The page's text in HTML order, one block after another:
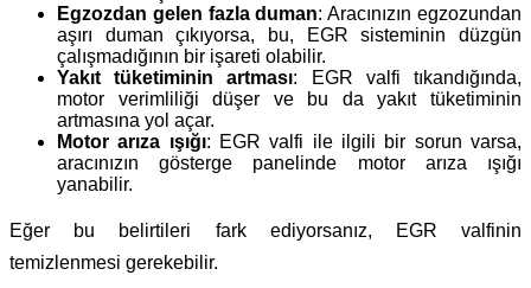
Egzozdan gelen fazla duman: Aracınızın egzozundan
aşırı duman çıkıyorsa, bu, EGR sisteminin düzgün
çalışmadığının bir işareti olabilir.
Yakıt tüketiminin artması: EGR valfi tıkandığında,
motor verimliliği düşer ve bu da yakıt tüketiminin
artmasına yol açar.
Motor arıza ışığı: EGR valfi ile ilgili bir sorun varsa,
aracınızın gösterge panelinde motor arıza ışığı
yanabilir.
Eğer bu belirtileri fark ediyorsanız, EGR valfinin
temizlenmesi gerekebilir.